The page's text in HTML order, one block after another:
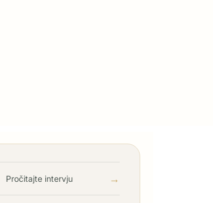
Pročitajte intervju →